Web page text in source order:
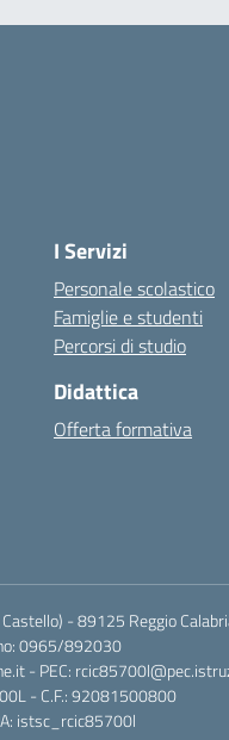
I Servizi
Personale scolastico
Famiglie e studenti
Percorsi di studio
Didattica
Offerta formativa
- 89125 Reggio
0965/892030
- PEC:
- C.F.: 92081500800
istsc_rcic85700l